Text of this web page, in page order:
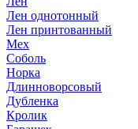
Лен однотонный
Лен принтованный
Мех
Соболь
Норка
Длинноворсовый
Дубленка
Кролик